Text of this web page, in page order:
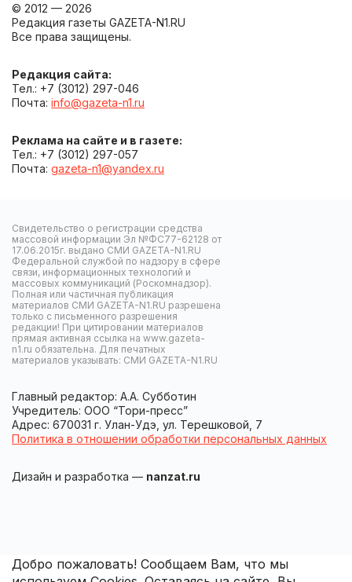
© 2012 — 2026
Редакция газеты GAZETA-N1.RU
Все права защищены.
Редакция сайта:
Тел.: +7 (3012) 297-046
Почта: info@gazeta-n1.ru
Реклама на сайте и в газете:
Тел.: +7 (3012) 297-057
Почта: gazeta-n1@yandex.ru
Свидетельство о регистрации средства
массовой информации Эл №ФС77-62128 от
17.06.2015г. выдано СМИ GAZETA-N1.RU
Федеральной службой по надзору в сфере
связи, информационных технологий и
массовых коммуникаций (Роскомнадзор).
Полная или частичная публикация
материалов СМИ GAZETA-N1.RU разрешена
только с письменного разрешения
редакции! При цитировании материалов
прямая активная ссылка на www.gazeta-
n1.ru обязательна. Для печатных
материалов указывать: СМИ GAZETA-N1.RU
Главный редактор: А.А. Субботин
Учредитель: ООО “Тори-пресс”
Адрес: 670031 г. Улан-Удэ, ул. Терешковой, 7
Политика в отношении обработки персональных данных
Дизайн и разработка — nanzat.ru
Добро пожаловать! Сообщаем Вам, что мы